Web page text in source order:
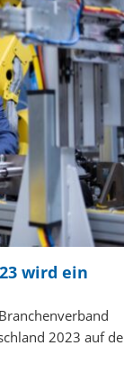
wird ein
2023 auf